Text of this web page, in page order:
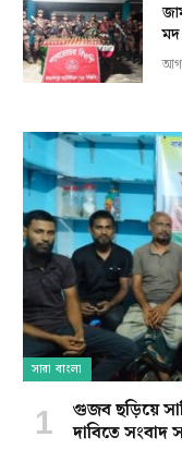
সারা বাংলা
গুজব ছড়িয়ে
দাবিতে সংবাদ